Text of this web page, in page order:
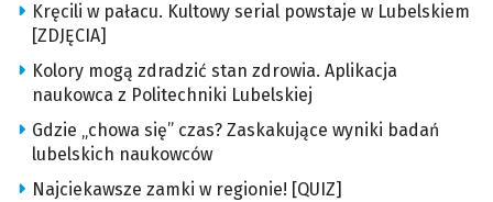
Kręcili w pałacu. Kultowy serial powstaje w Lubelskiem
[ZDJĘCIA]
Kolory mogą zdradzić stan zdrowia. Aplikacja
naukowca z Politechniki Lubelskiej
Gdzie „chowa się” czas? Zaskakujące wyniki badań
lubelskich naukowców
Najciekawsze zamki w regionie! [QUIZ]